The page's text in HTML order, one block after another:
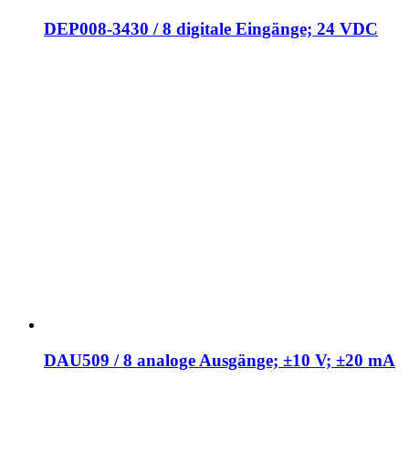
DEP008-3430 / 8 digitale Eingänge; 24 VDC
DAU509 / 8 analoge Ausgänge; ±10 V; ±20 mA